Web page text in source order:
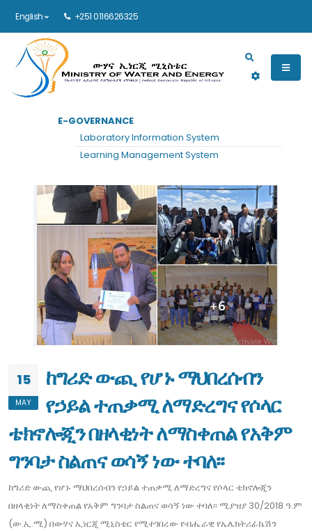
English +251 0116626325
Main navigation
E-GOVERNANCE
Laboratory Information System
Learning Management System
15
MAY
ከግሪድ ውጪ የሆኑ ማህበረሰብን
የኃይል ተጠቃሚ ለማድረግና የሶላር
ቴክኖሎጂን በዘላቂነት ለማስቀጠል የአቅም
ግንባታ ስልጠና ወሳኝ ነው ተባለ፡፡
ከግሪድ ውጪ የሆኑ ማህበረሰብን የኃይል ተጠቃሚ ለማድረግና የሶላር ቴክኖሎጂን
በዘላቂነት ለማስቀጠል የአቅም ግንባታ ስልጠና ወሳኝ ነው ተባለ፡፡ ሚያዝያ 30/2018 ዓ.ም
(ው.ኢ.ሚ) በውሃና ኢነርጂ ሚኒስቴር የሚተገበረው የብሔራዊ የኤሌክትሪፊኬሽን